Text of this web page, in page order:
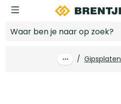
Ga naar hoofdinhoud
/ Gipsplaten
Log in voor prijzen